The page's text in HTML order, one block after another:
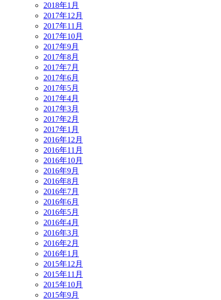
2018年1月
2017年12月
2017年11月
2017年10月
2017年9月
2017年8月
2017年7月
2017年6月
2017年5月
2017年4月
2017年3月
2017年2月
2017年1月
2016年12月
2016年11月
2016年10月
2016年9月
2016年8月
2016年7月
2016年6月
2016年5月
2016年4月
2016年3月
2016年2月
2016年1月
2015年12月
2015年11月
2015年10月
2015年9月